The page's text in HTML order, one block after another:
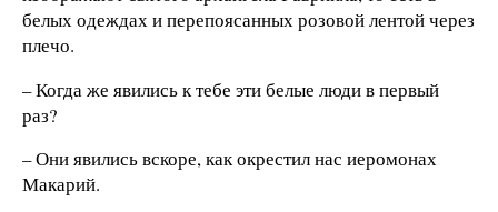
белых одеждах и перепоясанных розовой лентой через
плечо.
– Когда же явились к тебе эти белые люди в первый
раз?
– Они явились вскоре, как окрестил нас иеромонах
Макарий.